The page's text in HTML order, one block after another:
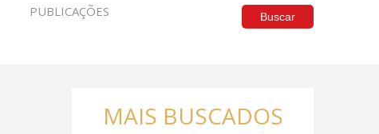
PUBLICAÇÕES Buscar
MAIS BUSCADOS